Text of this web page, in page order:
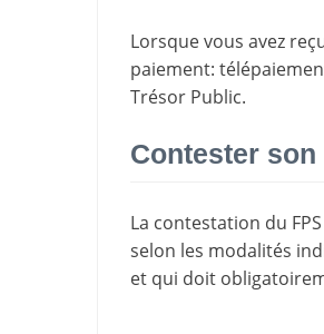
Lorsque vous avez
paiement:
Trésor Public.
Contester son
La contestation du FPS
selon les modalités
et qui doit